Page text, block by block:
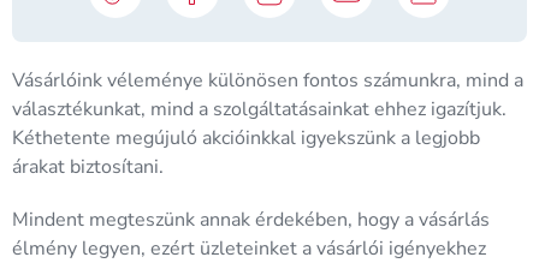
Vásárlóink véleménye különösen fontos számunkra, mind a
választékunkat, mind a szolgáltatásainkat ehhez igazítjuk.
Kéthetente megújuló akcióinkkal igyekszünk a legjobb
árakat biztosítani.
Mindent megteszünk annak érdekében, hogy a vásárlás
élmény legyen, ezért üzleteinket a vásárlói igényekhez